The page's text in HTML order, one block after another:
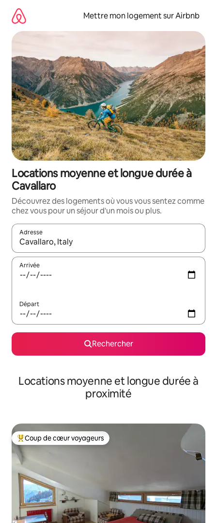
directement
contenu
Mettre mon logement sur Airbnb
Locations moyenne et longue durée à
Cavallaro
Découvrez des logements où vous vous sentez comme
chez vous pour un séjour d'un mois ou plus.
Adresse
Lorsque les résultats s'affichent, utilisez les flèches vers le
Arrivée
Départ
Rechercher
Locations moyenne et longue durée à
proximité
Coups de cœur voyageurs les plus appréciés
Coup de cœur voyageurs